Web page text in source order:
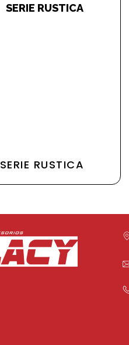
SERIE RUSTICA